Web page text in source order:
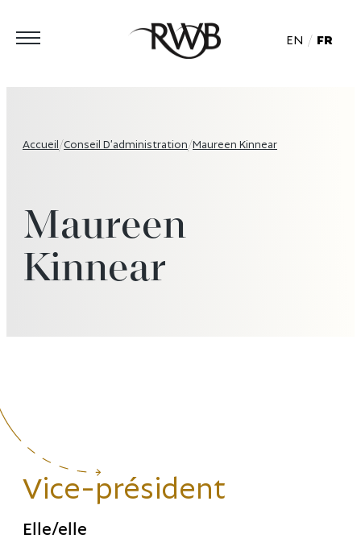
EN FR
Maureen
Kinnear
Accueil/Conseil D’administration/Maureen Kinnear
Vice-président
Elle/elle